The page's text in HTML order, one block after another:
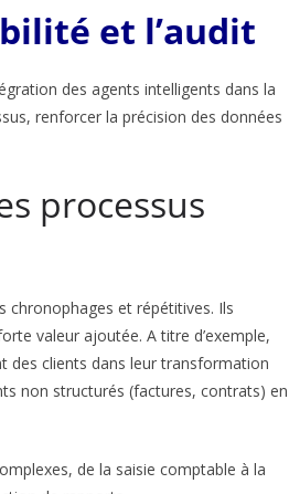
et l’audit
des agents intelligents dans la
renforcer la précision des données
processus
chronophages et répétitives. Ils
valeur ajoutée. A titre d’exemple,
des clients dans leur transformation
non structurés (factures, contrats) en
de la saisie comptable à la